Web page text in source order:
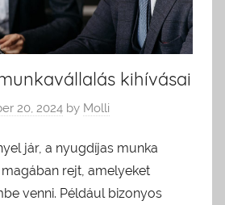
kihívásai
20, 2024 by Molli
jár, a nyugdíjas munka
magában rejt, amelyeket
venni. Például bizonyos